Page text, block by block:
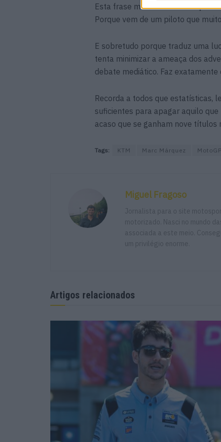
Esta frase merece mais atenção
Porque vem de um piloto que
E sobretudo porque traduz uma
tenta minimizar a ameaça dos
debate mediático. Faz exatamente
Recorda a todos que estatísticas,
suficientes para apagar aquilo
acaso que se ganham nove títulos
Tags: KTM Marc Márquez MotoGP
Miguel Fragoso
Jornalista para o site
motorizado. Nasci no mundo
associada a este meio.
um privilégio enorme.
Artigos relacionados